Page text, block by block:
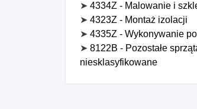
➤ 4334Z - Malowanie i
➤ 4323Z - Montaż izolacji
➤ 4335Z - Wykonywanie
➤ 8122B - Pozostałe
niesklasyfikowane